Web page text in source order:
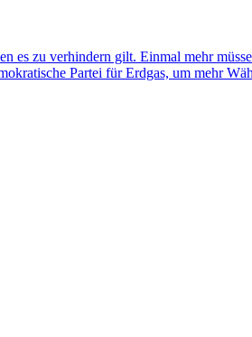
es zu verhindern gilt. Einmal mehr
Partei für Erdgas, um mehr